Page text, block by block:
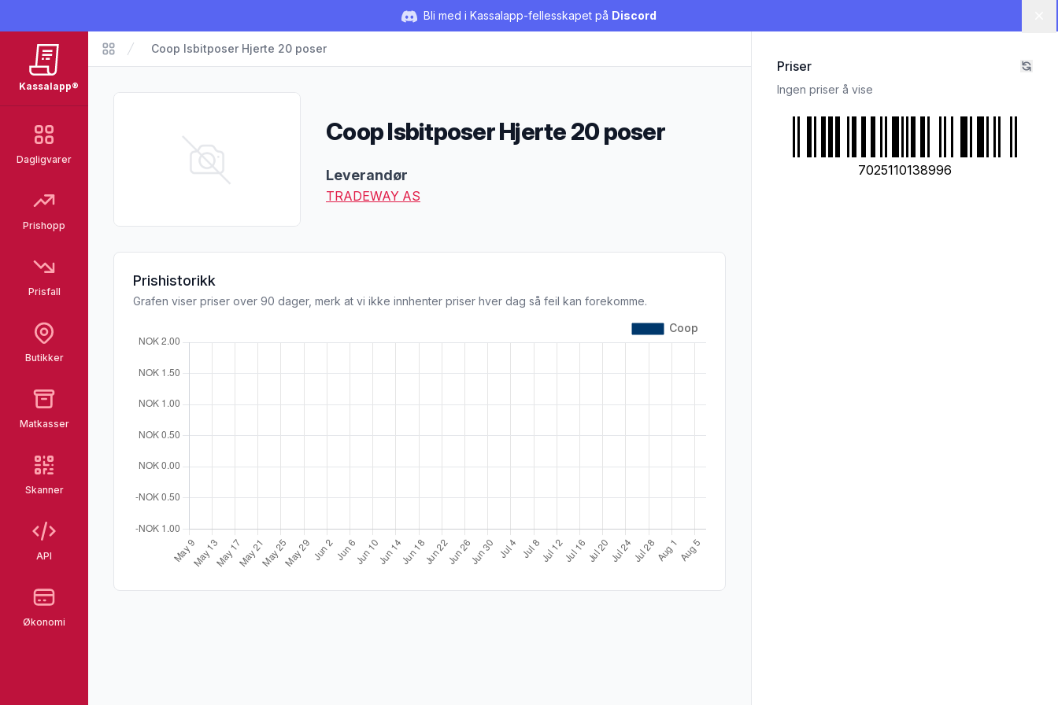
Bli med i Kassalapp-fellesskapet på Discord
Kassalapp®
Dagligvarer
Prishopp
Prisfall
Butikker
Matkasser
Skanner
API
Økonomi
Matvarer
Coop Isbitposer Hjerte 20 poser
Coop Isbitposer Hjerte 20 poser
Leverandør
TRADEWAY AS
Prishistorikk
Grafen viser priser over 90 dager, merk at vi ikke innhenter priser hver dag så feil kan forekomme.
Priser
Ingen priser å vise
7025110138996